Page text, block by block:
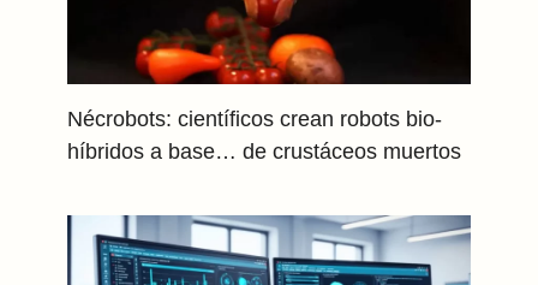
Nécrobots: científicos crean robots bio-
híbridos a base… de crustáceos muertos